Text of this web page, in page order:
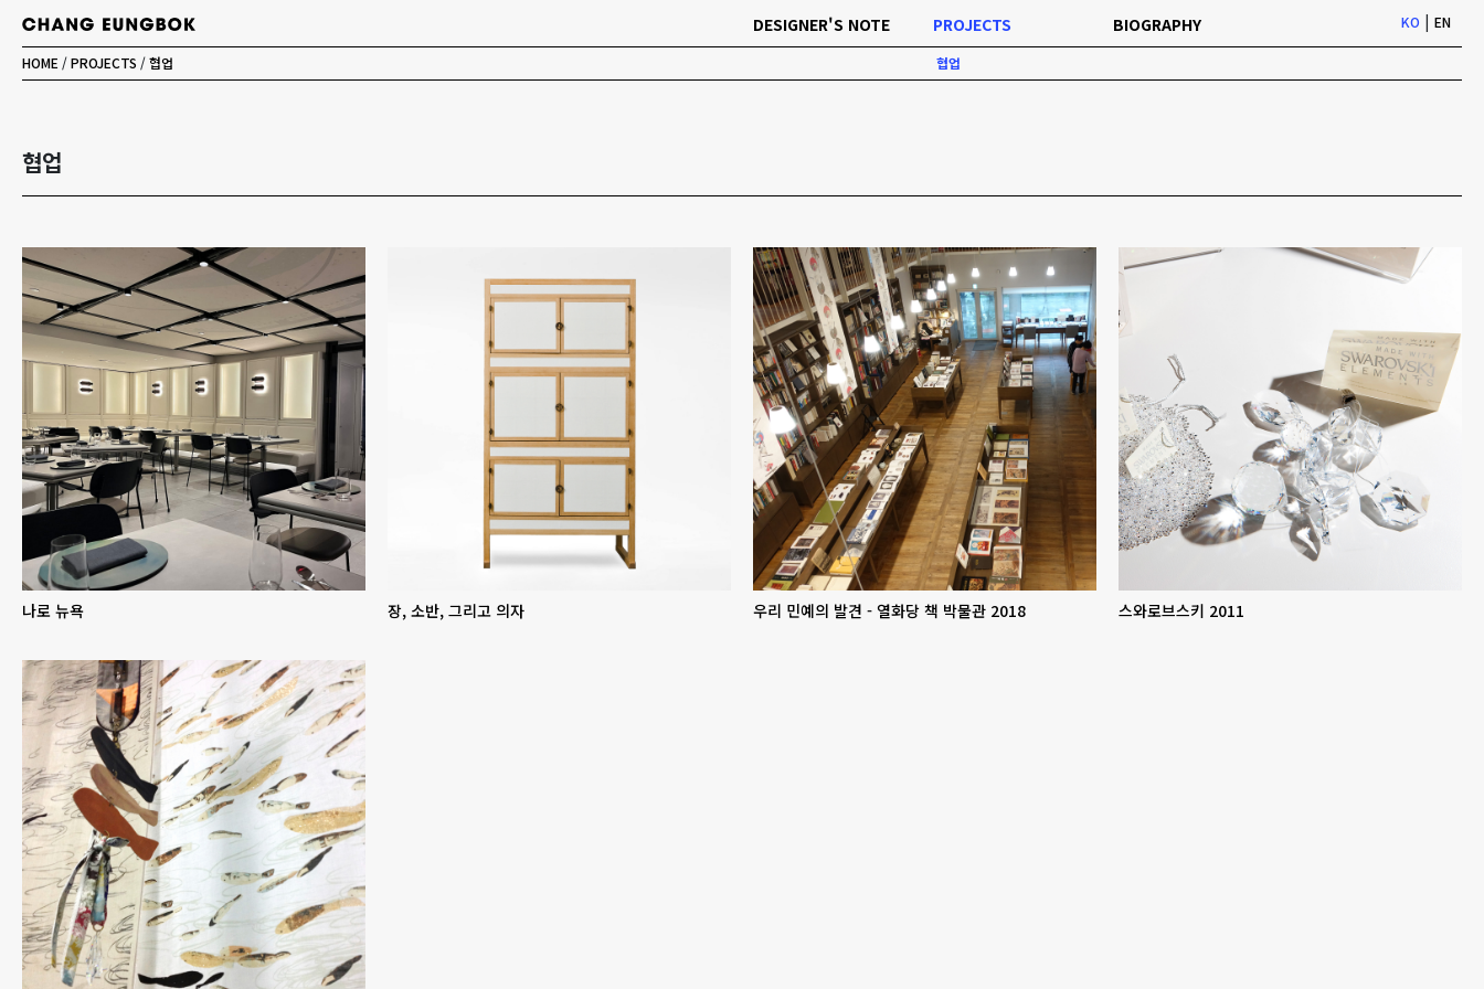
DESIGNER'S NOTE PROJECTS BIOGRAPHY KO | EN
HOME /PROJECTS /협업 협업
협업
나로 뉴욕 장, 소반, 그리고 의자 우리 민예의 발견 - 열화당 책 박물관 2018 스와로브스키 2011